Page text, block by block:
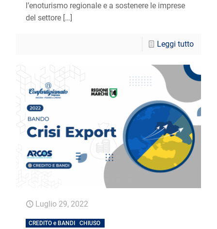
l’enoturismo regionale e a sostenere le imprese
del settore […]
Leggi tutto
Luglio 29, 2022
CREDITO e BANDI CHIUSO